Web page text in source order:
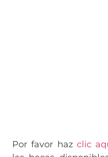
Por favor haz clic